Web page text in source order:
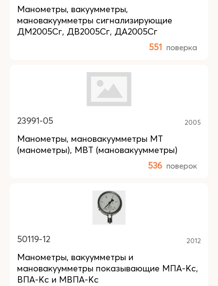
Манометры, вакуумметры,
мановакуумметры сигнализирующие
ДМ2005Сг, ДВ2005Сг, ДА2005Сг
551 поверка
23991-05 2005
Манометры, мановакуумметры МТ
(манометры), МВТ (мановакуумметры)
536 поверок
50119-12 2012
Манометры, вакуумметры и
мановакуумметры показывающие МПА-Кс,
ВПА-Кс и МВПА-Кс